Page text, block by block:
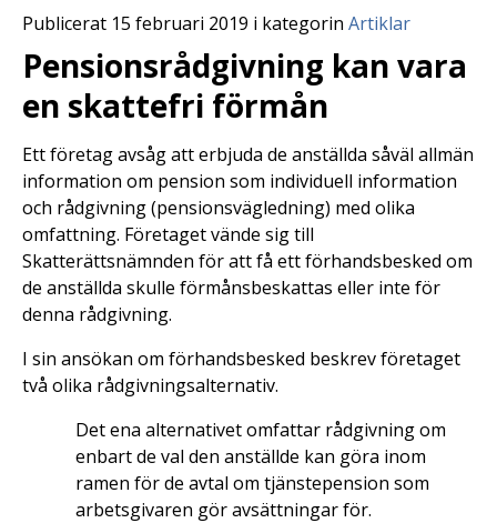
Publicerat 15 februari 2019 i kategorin Artiklar
Pensionsrådgivning kan vara
en skattefri förmån
Ett företag avsåg att erbjuda de anställda såväl allmän
information om pension som individuell information
och rådgivning (pensionsvägledning) med olika
omfattning. Företaget vände sig till
Skatterättsnämnden för att få ett förhandsbesked om
de anställda skulle förmånsbeskattas eller inte för
denna rådgivning.
I sin ansökan om förhandsbesked beskrev företaget
två olika rådgivningsalternativ.
Det ena alternativet omfattar rådgivning om
enbart de val den anställde kan göra inom
ramen för de avtal om tjänstepension som
arbetsgivaren gör avsättningar för.